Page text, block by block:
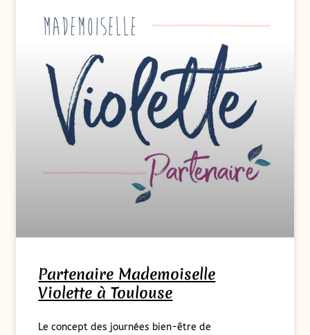
Partenaire Mademoiselle
Violette à Toulouse
Le concept des journées bien-être de